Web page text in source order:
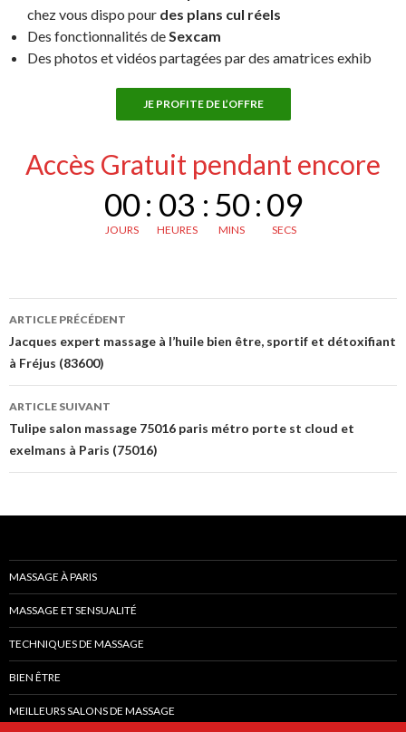
chez vous dispo pour des plans cul réels
Des fonctionnalités deSexcam
Des photos et vidéos partagées par des amatrices exhib
JE PROFITE DE L’OFFRE
Accès Gratuit pendant encore
00
JOURS
: 03
HEURES
: 50
MINS
:08
SECS
Navigation
des
articles
ARTICLE PRÉCÉDENT
Jacques expert massage à l’huile bien être, sportif et détoxifiant
à Fréjus (83600)
ARTICLE SUIVANT
Tulipe salon massage 75016 paris métro porte st cloud et
exelmans à Paris (75016)
MASSAGE À PARIS
MASSAGE ET SENSUALITÉ
TECHNIQUES DE MASSAGE
BIEN ÊTRE
MEILLEURS SALONS DE MASSAGE